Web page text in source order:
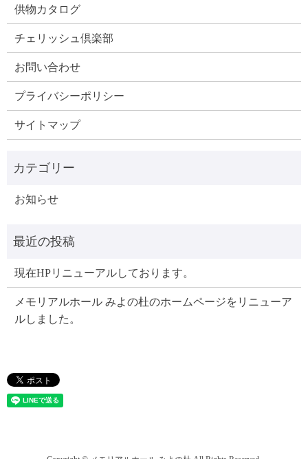
供物カタログ
チェリッシュ倶楽部
お問い合わせ
プライバシーポリシー
サイトマップ
お知らせ
現在HPリニューアルしております。
メモリアルホール みよの杜のホームページをリニューア
ルしました。